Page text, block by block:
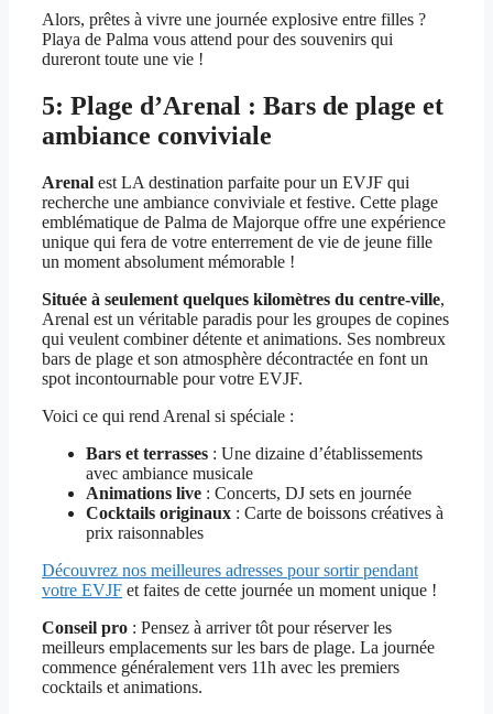
Alors, prêtes à vivre une journée explosive entre filles ?
Playa de Palma vous attend pour des souvenirs qui
dureront toute une vie !
5: Plage d’Arenal : Bars de plage et
ambiance conviviale
Arenal est LA destination parfaite pour un EVJF qui
recherche une ambiance conviviale et festive. Cette plage
emblématique de Palma de Majorque offre une expérience
unique qui fera de votre enterrement de vie de jeune fille
un moment absolument mémorable !
Située à seulement quelques kilomètres du centre-ville,
Arenal est un véritable paradis pour les groupes de copines
qui veulent combiner détente et animations. Ses nombreux
bars de plage et son atmosphère décontractée en font un
spot incontournable pour votre EVJF.
Voici ce qui rend Arenal si spéciale :
Bars et terrasses : Une dizaine d’établissements
avec ambiance musicale
Animations live : Concerts, DJ sets en journée
Cocktails originaux : Carte de boissons créatives à
prix raisonnables
Découvrez nos meilleures adresses pour sortir pendant
votre EVJF et faites de cette journée un moment unique !
Conseil pro : Pensez à arriver tôt pour réserver les
meilleurs emplacements sur les bars de plage. La journée
commence généralement vers 11h avec les premiers
cocktails et animations.